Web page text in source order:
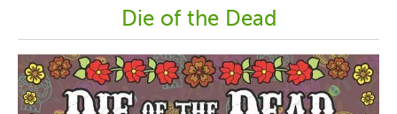
Die of the Dead